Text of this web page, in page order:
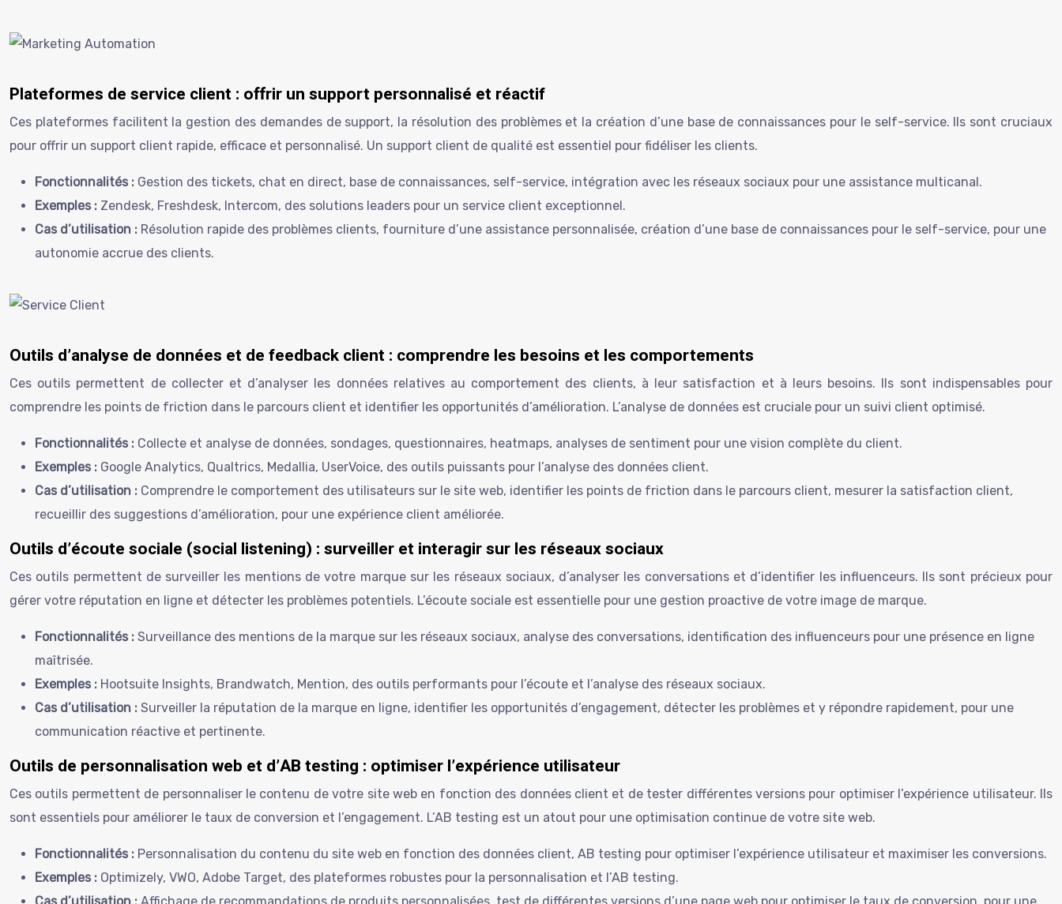
Plateformes de service client : offrir un support personnalisé et réactif
Ces plateformes facilitent la gestion des demandes de support, la résolution des problèmes et la création d’une base de connaissances pour le self-service. Ils sont cruciaux
pour offrir un support client rapide, efficace et personnalisé. Un support client de qualité est essentiel pour fidéliser les clients.
Fonctionnalités : Gestion des tickets, chat en direct, base de connaissances, self-service, intégration avec les réseaux sociaux pour une assistance multicanal.
Exemples : Zendesk, Freshdesk, Intercom, des solutions leaders pour un service client exceptionnel.
Cas d’utilisation : Résolution rapide des problèmes clients, fourniture d’une assistance personnalisée, création d’une base de connaissances pour le self-service, pour une
autonomie accrue des clients.
Outils d’analyse de données et de feedback client : comprendre les besoins et les comportements
Ces outils permettent de collecter et d’analyser les données relatives au comportement des clients, à leur satisfaction et à leurs besoins. Ils sont indispensables pour
comprendre les points de friction dans le parcours client et identifier les opportunités d’amélioration. L’analyse de données est cruciale pour un suivi client optimisé.
Fonctionnalités : Collecte et analyse de données, sondages, questionnaires, heatmaps, analyses de sentiment pour une vision complète du client.
Exemples : Google Analytics, Qualtrics, Medallia, UserVoice, des outils puissants pour l’analyse des données client.
Cas d’utilisation : Comprendre le comportement des utilisateurs sur le site web, identifier les points de friction dans le parcours client, mesurer la satisfaction client,
recueillir des suggestions d’amélioration, pour une expérience client améliorée.
Outils d’écoute sociale (social listening) : surveiller et interagir sur les réseaux sociaux
Ces outils permettent de surveiller les mentions de votre marque sur les réseaux sociaux, d’analyser les conversations et d’identifier les influenceurs. Ils sont précieux pour
gérer votre réputation en ligne et détecter les problèmes potentiels. L’écoute sociale est essentielle pour une gestion proactive de votre image de marque.
Fonctionnalités : Surveillance des mentions de la marque sur les réseaux sociaux, analyse des conversations, identification des influenceurs pour une présence en ligne
maîtrisée.
Exemples : Hootsuite Insights, Brandwatch, Mention, des outils performants pour l’écoute et l’analyse des réseaux sociaux.
Cas d’utilisation : Surveiller la réputation de la marque en ligne, identifier les opportunités d’engagement, détecter les problèmes et y répondre rapidement, pour une
communication réactive et pertinente.
Outils de personnalisation web et d’AB testing : optimiser l’expérience utilisateur
Ces outils permettent de personnaliser le contenu de votre site web en fonction des données client et de tester différentes versions pour optimiser l’expérience utilisateur. Ils
sont essentiels pour améliorer le taux de conversion et l’engagement. L’AB testing est un atout pour une optimisation continue de votre site web.
Fonctionnalités : Personnalisation du contenu du site web en fonction des données client, AB testing pour optimiser l’expérience utilisateur et maximiser les conversions.
Exemples : Optimizely, VWO, Adobe Target, des plateformes robustes pour la personnalisation et l’AB testing.